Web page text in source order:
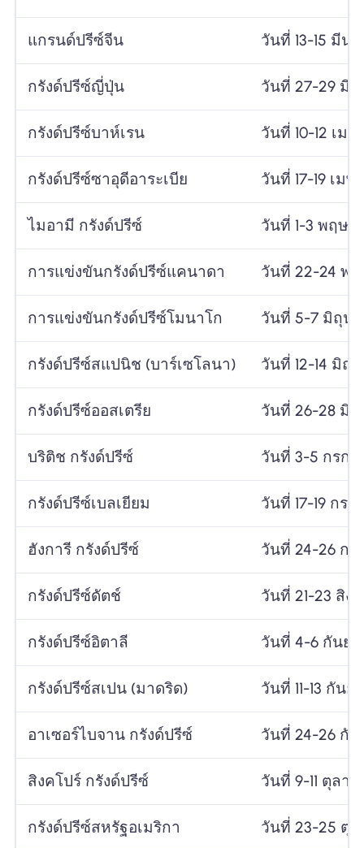
แกรนด์ปรีซ์จีน วันที่ 13-15 มีน
กรังด์ปรีซ์ญี่ปุ่น วันที่ 27-29 มี
กรังด์ปรีซ์บาห์เรน วันที่ 10-12 เม
กรังด์ปรีซ์ซาอุดีอาระเบีย วันที่ 17-19 เมษ
ไมอามี กรังด์ปรีซ์ วันที่ 1-3 พฤษ
การแข่งขันกรังด์ปรีซ์แคนาดา วันที่ 22-24 พ
การแข่งขันกรังด์ปรีซ์โมนาโก วันที่ 5-7 มิถุน
กรังด์ปรีซ์สแปนิช (บาร์เซโลนา) วันที่ 12-14 มิถุ
กรังด์ปรีซ์ออสเตรีย วันที่ 26-28 มิ
บริติช กรังด์ปรีซ์ วันที่ 3-5 กรก
กรังด์ปรีซ์เบลเยียม วันที่ 17-19 กร
ฮังการี กรังด์ปรีซ์ วันที่ 24-26 ก
กรังด์ปรีซ์ดัตช์ วันที่ 21-23 สิง
กรังด์ปรีซ์อิตาลี วันที่ 4-6 กันย
กรังด์ปรีซ์สเปน (มาดริด) วันที่ 11-13 กันย
อาเซอร์ไบจาน กรังด์ปรีซ์ วันที่ 24-26 กั
สิงคโปร์ กรังด์ปรีซ์ วันที่ 9-11 ตุลา
กรังด์ปรีซ์สหรัฐอเมริกา วันที่ 23-25 ตุ